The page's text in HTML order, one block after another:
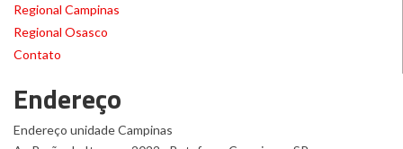
Regional Campinas
Regional Osasco
Contato
Endereço
Endereço unidade Campinas